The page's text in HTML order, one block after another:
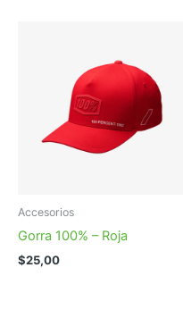
Accesorios
Gorra 100% – Roja
$25,00